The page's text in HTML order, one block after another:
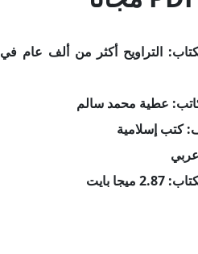
التراويح أكثر من ألف عام
عطية محمد سالم
كتب إسلامية
ميجا بايت